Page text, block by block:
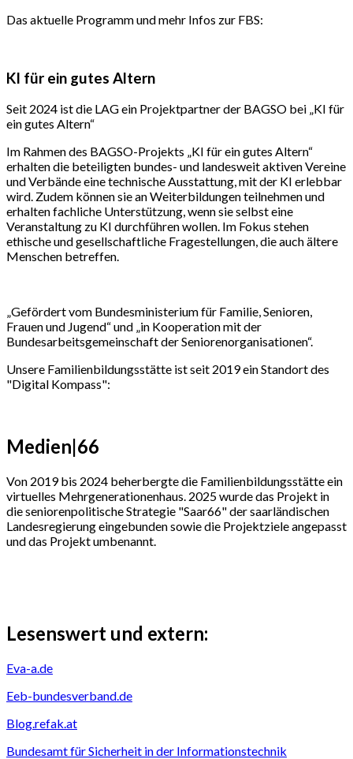
Das aktuelle Programm und mehr Infos zur FBS:
KI für ein gutes Altern
Seit 2024 ist die LAG ein Projektpartner der BAGSO bei „KI für
ein gutes Altern“
Im Rahmen des BAGSO-Projekts „KI für ein gutes Altern“
erhalten die beteiligten bundes- und landesweit aktiven Vereine
und Verbände eine technische Ausstattung, mit der KI erlebbar
wird. Zudem können sie an Weiterbildungen teilnehmen und
erhalten fachliche Unterstützung, wenn sie selbst eine
Veranstaltung zu KI durchführen wollen. Im Fokus stehen
ethische und gesellschaftliche Fragestellungen, die auch ältere
Menschen betreffen.
„Gefördert vom Bundesministerium für Familie, Senioren,
Frauen und Jugend“ und „in Kooperation mit der
Bundesarbeitsgemeinschaft der Seniorenorganisationen“.
Unsere Familienbildungsstätte ist seit 2019 ein Standort des
"Digital Kompass":
Medien|66
Von 2019 bis 2024 beherbergte die Familienbildungsstätte ein
virtuelles Mehrgenerationenhaus. 2025 wurde das Projekt in
die seniorenpolitische Strategie "Saar66" der saarländischen
Landesregierung eingebunden sowie die Projektziele angepasst
und das Projekt umbenannt.
Lesenswert und extern:
Eva-a.de
Eeb-bundesverband.de
Blog.refak.at
Bundesamt für Sicherheit in der Informationstechnik